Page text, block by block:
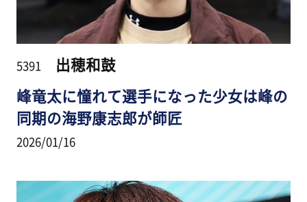
5391 出穂和鼓
峰竜太に憧れて選手になった少女は峰の
同期の海野康志郎が師匠
2026/01/16